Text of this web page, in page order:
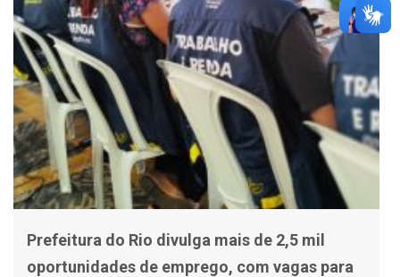
Prefeitura do Rio divulga mais de 2,5 mil
oportunidades de emprego, com vagas para